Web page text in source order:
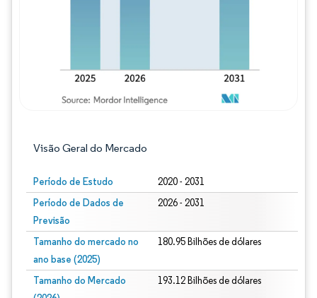
Visão Geral do Mercado
Período de Estudo 2020 - 2031
Período de Dados de
Previsão
2026 - 2031
Tamanho do mercado no
ano base (2025)
180.95 Bilhões de dólares
Tamanho do Mercado
193.12 Bilhões de dólares